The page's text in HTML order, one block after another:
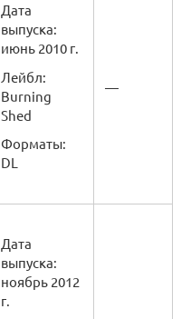
Дата
выпуска:
июнь 2010 г.
Лейбл:
Burning
Shed
Форматы:
DL
—
Дата
выпуска:
ноябрь 2012
г.